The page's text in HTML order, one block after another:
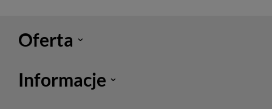
Oferta
Informacje